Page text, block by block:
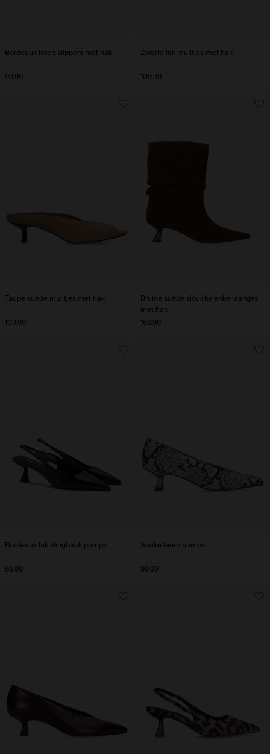
Bordeaux leren slippers met hak
99.99
Zwarte lak muiltjes met hak
109.99
Taupe suède muiltjes met hak
109.99
Bruine suède slouchy enkellaarsjes
met hak
159.99
Bordeaux lak slingback pumps
69.99
Snake leren pumps
99.99